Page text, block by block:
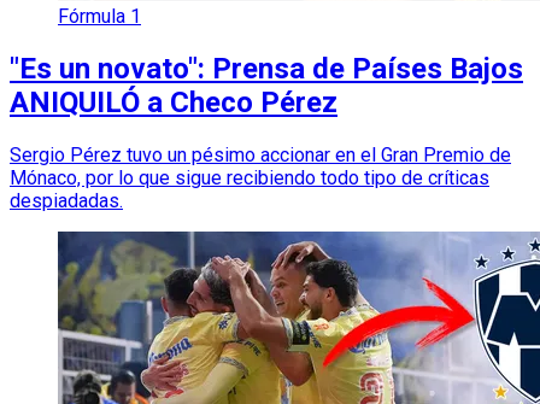
Fórmula 1
"Es un novato": Prensa de Países Bajos
ANIQUILÓ a Checo Pérez
Sergio Pérez tuvo un pésimo accionar en el Gran Premio de
Mónaco, por lo que sigue recibiendo todo tipo de críticas
despiadadas.